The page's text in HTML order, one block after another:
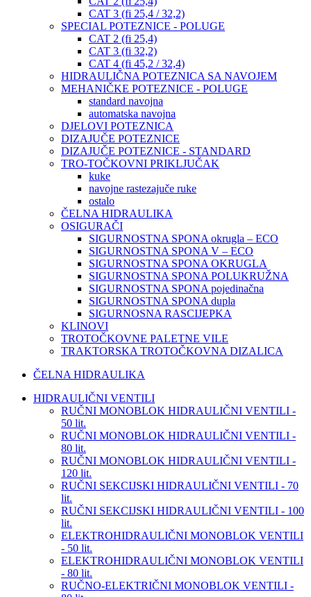
CAT 3 (fi 25,4 / 32,2)
SPECIAL POTEZNICE - POLUGE
CAT 2 (fi 25,4)
CAT 3 (fi 32,2)
CAT 4 (fi 45,2 / 32,4)
HIDRAULIČNA POTEZNICA SA NAVOJEM
MEHANIČKE POTEZNICE - POLUGE
standard navojna
automatska navojna
DJELOVI POTEZNICA
DIZAJUČE POTEZNICE
DIZAJUČE POTEZNICE - STANDARD
TRO-TOČKOVNI PRIKLJUČAK
kuke
navojne rastezajuče ruke
ostalo
ČELNA HIDRAULIKA
OSIGURAČI
SIGURNOSTNA SPONA okrugla – ECO
SIGURNOSTNA SPONA V – ECO
SIGURNOSTNA SPONA OKRUGLA
SIGURNOSTNA SPONA POLUKRUŽNA
SIGURNOSTNA SPONA pojedinačna
SIGURNOSTNA SPONA dupla
SIGURNOSNA RASCIJEPKA
KLINOVI
TROTOČKOVNE PALETNE VILE
TRAKTORSKA TROTOČKOVNA DIZALICA
ČELNA HIDRAULIKA
HIDRAULIČNI VENTILI
RUČNI MONOBLOK HIDRAULIČNI VENTILI -
50 lit.
RUČNI MONOBLOK HIDRAULIČNI VENTILI -
80 lit.
RUČNI MONOBLOK HIDRAULIČNI VENTILI -
120 lit.
RUČNI SEKCIJSKI HIDRAULIČNI VENTILI - 70
lit.
RUČNI SEKCIJSKI HIDRAULIČNI VENTILI - 100
lit.
ELEKTROHIDRAULIČNI MONOBLOK VENTILI
- 50 lit.
ELEKTROHIDRAULIČNI MONOBLOK VENTILI
- 80 lit.
RUČNO-ELEKTRIČNI MONOBLOK VENTILI -